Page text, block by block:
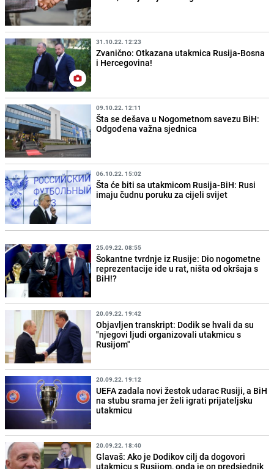
31.10.22. 12:23
Zvanično: Otkazana utakmica Rusija-Bosna
i Hercegovina!
09.10.22. 12:11
Šta se dešava u Nogometnom savezu BiH:
Odgođena važna sjednica
06.10.22. 15:02
Šta će biti sa utakmicom Rusija-BiH: Rusi
imaju čudnu poruku za cijeli svijet
25.09.22. 08:55
Šokantne tvrdnje iz Rusije: Dio nogometne
reprezentacije ide u rat, ništa od okršaja s
BiH!?
20.09.22. 19:42
Objavljen transkript: Dodik se hvali da su
"njegovi ljudi organizovali utakmicu s
Rusijom"
20.09.22. 19:12
UEFA zadala novi žestok udarac Rusiji, a BiH
na stubu srama jer želi igrati prijateljsku
utakmicu
20.09.22. 18:40
Glavaš: Ako je Dodikov cilj da dogovori
utakmicu s Rusijom, onda je on predsjednik